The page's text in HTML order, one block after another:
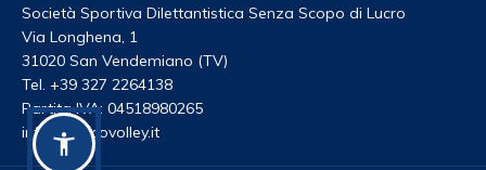
Società Sportiva Dilettantistica Senza Scopo di Lucro
Via Longhena, 1
31020 San Vendemiano (TV)
Tel. +39 327 2264138
Partita IVA: 04518980265
info@imocovolley.it